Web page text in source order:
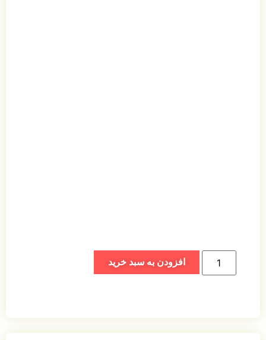
افزودن به سبد خرید